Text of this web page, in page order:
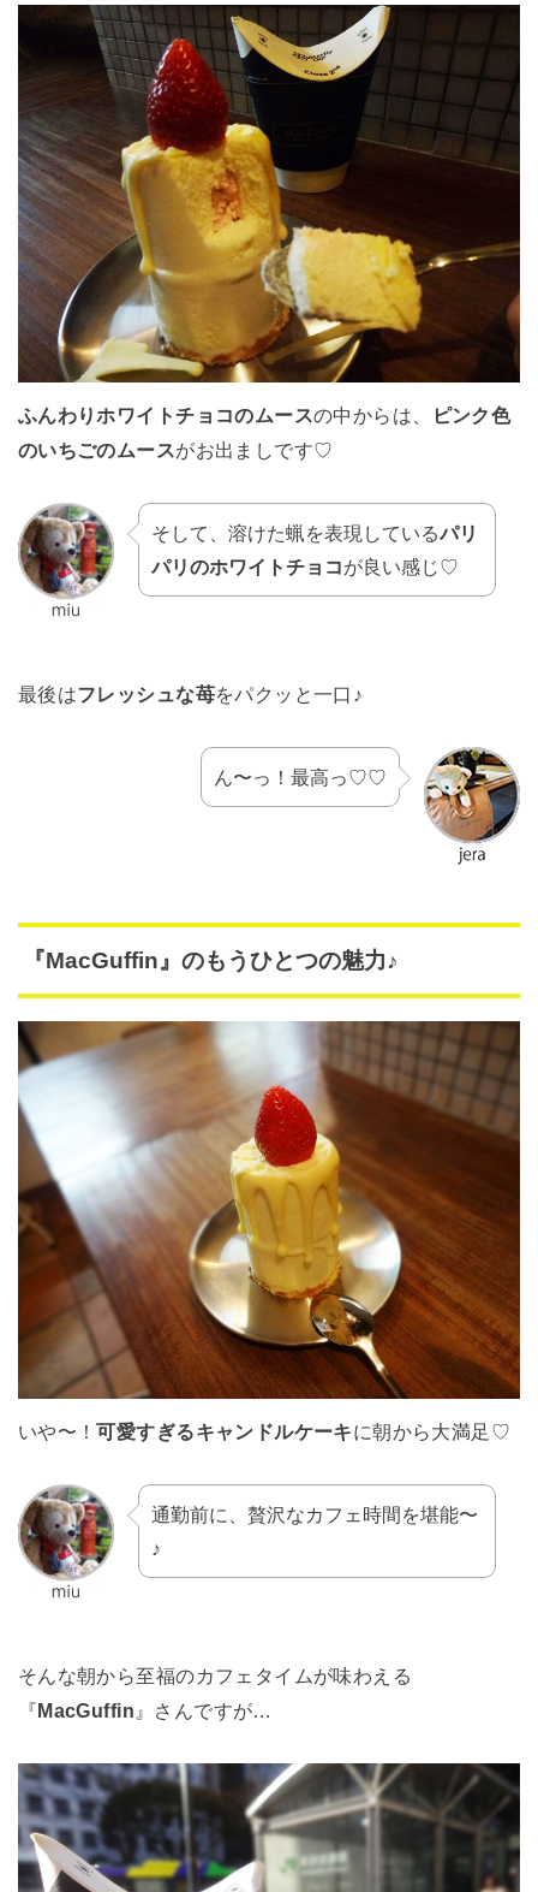
ふんわりホワイトチョコのムースの中からは、
ピンク色
のいちごのムースがお出ましです♡
そして、溶けた蝋を表現しているパリ
パリのホワイトチョコが良い感じ♡
最後はフレッシュな苺をパクッと一口♪
ん〜っ！最高っ♡♡
『MacGuffin』のもうひとつの魅力♪
いや〜！可愛すぎるキャンドルケーキに朝から大満足♡
通勤前に、贅沢なカフェ時間を堪能〜
♪
そんな朝から至福のカフェタイムが味わえる
『MacGuffin 』さんですが…